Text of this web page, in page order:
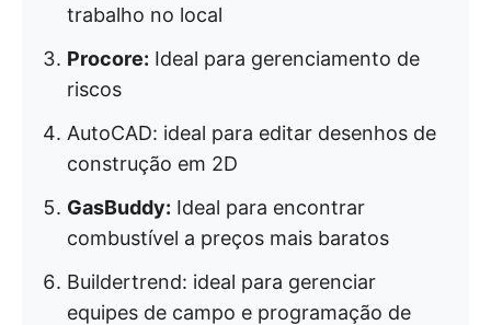
trabalho no local
Procore: Ideal para gerenciamento de
riscos
AutoCAD: ideal para editar desenhos de
construção em 2D
GasBuddy: Ideal para encontrar
combustível a preços mais baratos
Buildertrend: ideal para gerenciar
equipes de campo e programação de